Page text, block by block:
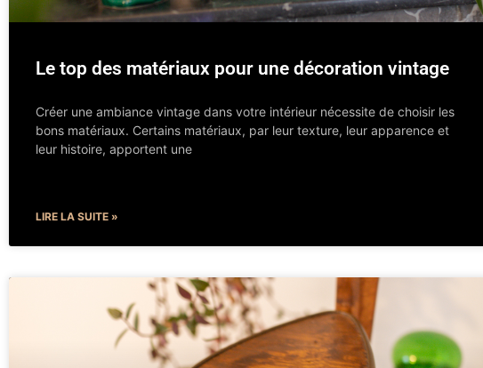
Le top des matériaux pour une décoration vintage
Créer une ambiance vintage dans votre intérieur nécessite de choisir les
bons matériaux. Certains matériaux, par leur texture, leur apparence et
leur histoire, apportent une
LIRE LA SUITE »